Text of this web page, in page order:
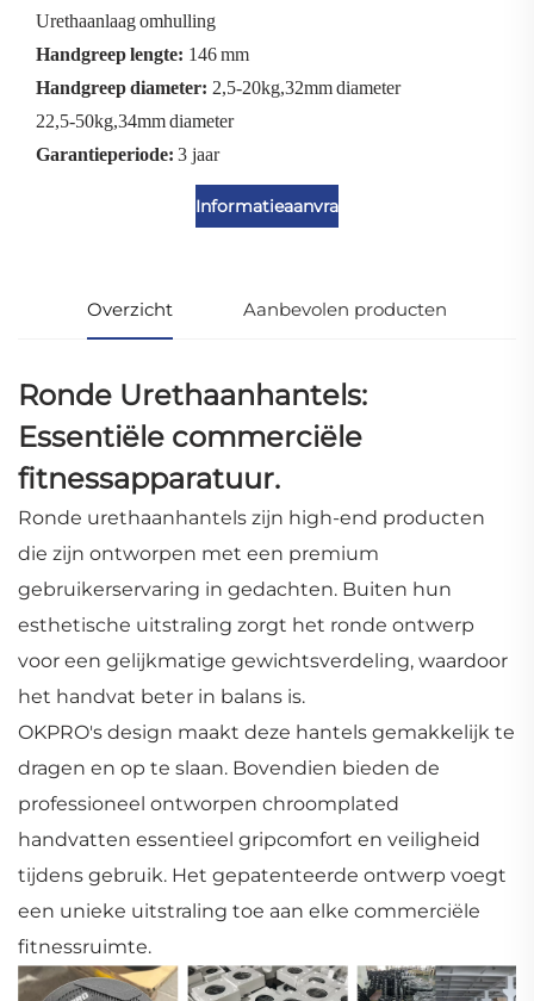
Urethaanlaag omhulling
Handgreep lengte: 146 mm
Handgreep diameter: 2,5-20kg,32mm diameter
22,5-50kg,34mm diameter
Garantieperiode:3 jaar
Informatieaanvraag
Overzicht Aanbevolen producten
Ronde Urethaanhantels:
Essentiële commerciële
fitnessapparatuur.
Ronde urethaanhantels zijn high-end producten
die zijn ontworpen met een premium
gebruikerservaring in gedachten. Buiten hun
esthetische uitstraling zorgt het ronde ontwerp
voor een gelijkmatige gewichtsverdeling, waardoor
het handvat beter in balans is.
OKPRO's design maakt deze hantels gemakkelijk te
dragen en op te slaan. Bovendien bieden de
professioneel ontworpen chroomplated
handvatten essentieel gripcomfort en veiligheid
tijdens gebruik. Het gepatenteerde ontwerp voegt
een unieke uitstraling toe aan elke commerciële
fitnessruimte.